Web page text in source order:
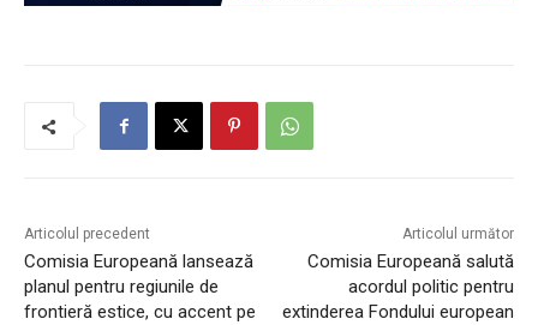
Articolul precedent
Comisia Europeană lansează
planul pentru regiunile de
frontieră estice, cu accent pe
Articolul următor
Comisia Europeană salută
acordul politic pentru
extinderea Fondului european